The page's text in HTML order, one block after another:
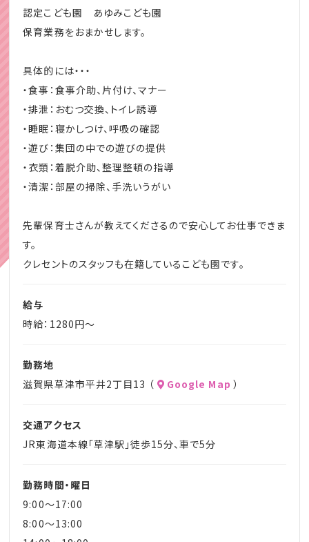
☆クレセントはこんな方をお待ちしています。
・資格があっても使っていない☆
・すぐに仕事を始めたい！
・4月からのスタート☆
・良い仕事があれば転職を考えている♪
・業種未経験歓迎！
ぜひお気軽に相談、お問い合わせください。
認定こども園 あゆみこども園
保育業務をおまかせします。
具体的には・・・
・食事：食事介助、片付け、マナー
・排泄：おむつ交換、トイレ誘導
・睡眠：寝かしつけ、呼吸の確認
・遊び：集団の中での遊びの提供
・衣類：着脱介助、整理整頓の指導
・清潔：部屋の掃除、手洗いうがい
先輩保育士さんが教えてくださるので安心してお仕事できま
す。
クレセントのスタッフも在籍しているこども園です。
給与
時給：1280円～
勤務地
滋賀県草津市平井2丁目13 （
Google Map ）
交通アクセス
JR東海道本線「草津駅」徒歩15分、車で5分
勤務時間・曜日
9:00～17:00
8:00～13:00